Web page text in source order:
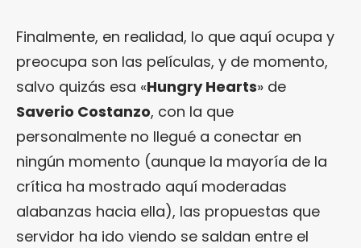
Finalmente, en realidad, lo que aquí ocupa y
preocupa son las películas, y de momento,
salvo quizás esa «Hungry Hearts» de
Saverio Costanzo, con la que
personalmente no llegué a conectar en
ningún momento (aunque la mayoría de la
crítica ha mostrado aquí moderadas
alabanzas hacia ella), las propuestas que
servidor ha ido viendo se saldan entre el